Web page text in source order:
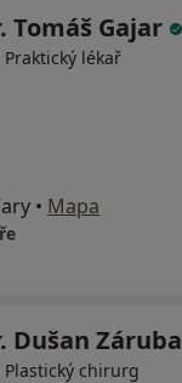
Tomáš Gajar
lékař
• Mapa
Dušan Záruba
chirurg